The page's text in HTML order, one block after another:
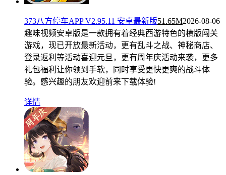
373八方停车APP V2.95.11 安卓最新版51.65M2026-08-06
趣味视频安卓版是一款拥有着经典西游特色的横版闯关
游戏，现已开放最新活动，更有乱斗之战、神秘商店、
登录返利等活动喜迎元旦，更有周年庆活动来袭，更多
礼包福利让你领到手软，同时享受更快更爽的战斗体
验。感兴趣的朋友欢迎前来下载体验!
详情